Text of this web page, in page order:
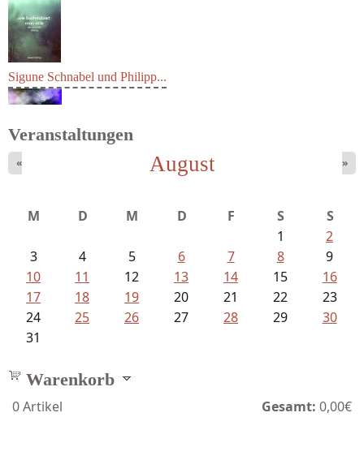
Sigune Schnabel und Philipp...
Veranstaltungen
August
« »
M D M D F S
S
1
2
3
4 5 6 7 8
9
10
11 12 13 14 15
16
17
18 19 20 21 22
23
24
25 26 27 28 29
30
31
Warenkorb
0Artikel Gesamt: 0,00€